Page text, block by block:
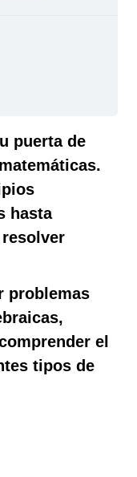
puerta de
hasta
problemas
el
tipos de